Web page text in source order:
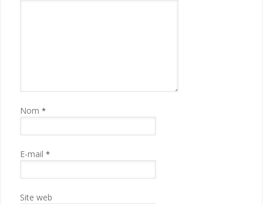
Nom *
E-mail *
Site web